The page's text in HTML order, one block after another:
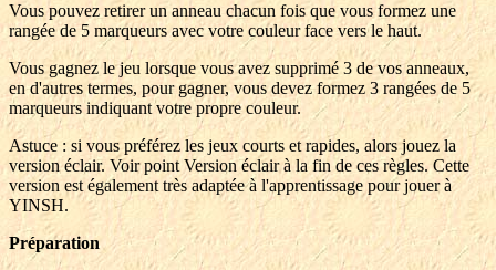
Vous pouvez retirer un anneau chacun fois que vous formez une
rangée de 5 marqueurs avec votre couleur face vers le haut.
Vous gagnez le jeu lorsque vous avez supprimé 3 de vos anneaux,
en d'autres termes, pour gagner, vous devez formez 3 rangées de 5
marqueurs indiquant votre propre couleur.
Astuce : si vous préférez les jeux courts et rapides, alors jouez la
version éclair. Voir point Version éclair à la fin de ces règles. Cette
version est également très adaptée à l'apprentissage pour jouer à
YINSH.
Préparation